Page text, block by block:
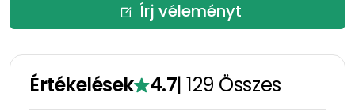
Írj véleményt
Értékelések 4.7|129 Összes